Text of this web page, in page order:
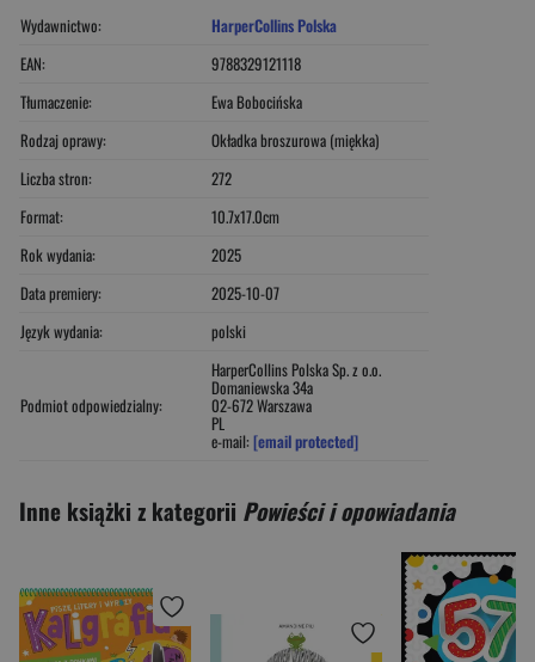
Wydawnictwo:
HarperCollins Polska
EAN:
9788329121118
Tłumaczenie:
Ewa Bobocińska
Rodzaj oprawy:
Okładka broszurowa (miękka)
Liczba stron:
272
Format:
10.7x17.0cm
Rok wydania:
2025
Data premiery:
2025-10-07
Język wydania:
polski
Podmiot odpowiedzialny:
HarperCollins Polska Sp. z o.o.
Domaniewska 34a
02-672 Warszawa
PL
e-mail: [email protected]
Inne książki z kategorii Powieści i opowiadania